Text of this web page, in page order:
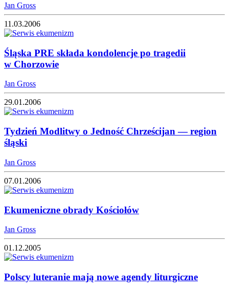
Jan Gross
11.03.2006
Śląska PRE składa kondolencje po tragedii
w Chorzowie
Jan Gross
29.01.2006
Tydzień Modlitwy o Jedność Chrześcijan — region
śląski
Jan Gross
07.01.2006
Ekumeniczne obrady Kościołów
Jan Gross
01.12.2005
Polscy luteranie mają nowe agendy liturgiczne